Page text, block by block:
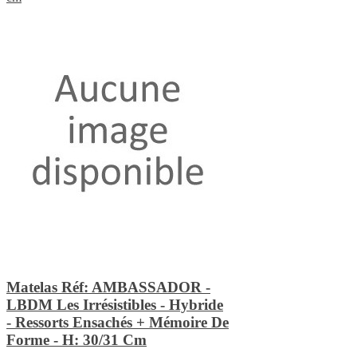
Matelas Réf: AMBASSADOR -
LBDM Les Irrésistibles - Hybride
- Ressorts Ensachés + Mémoire De
Forme - H: 30/31 Cm